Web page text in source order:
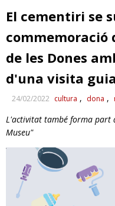
SERVEIS DE CREMATORI
SERVEIS DE CEMENTIRI
NOTÍCIES
ACCIONS
EMPRESA
CONTACTE
INFORMACIÓ
RESPONSABILITAT SOCIAL
El cementiri se
commemoració
de les Dones
d'una visita
24/02/2022 cultura dona
L'activitat també forma part
Museu"